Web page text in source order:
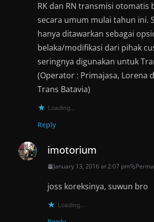
RK dan RN transmisi otomatis
secara umum mulai tahun ini.
hanya ditawarkan sebagai
belaka/modifikasi dari pihak
seringnya digunakan untuk
(Operator : Primajasa, Lorena
Trans Batavia)
Loading...
Reply
imotorium
January 13, 2016 at 2:07 pm
joss koreksinya, suwun bro
Loading...